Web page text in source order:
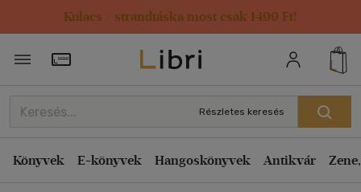
Kulacs / strandtáska most csak 1499 Ft!
Törzsvásárlói Kártya adatai
Részletes keresés
Könyvek E-könyvek Hangoskönyvek Antikvár
Rendezés
Kiadás éve szerint csökkenő
Ár szerint csökkenő